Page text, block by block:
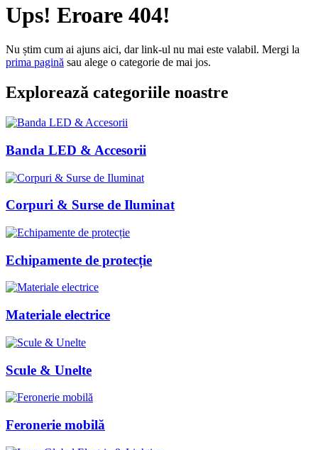
Ups! Eroare 404!
Nu știm cum ai ajuns aici, dar link-ul nu mai este valabil. Mergi la
prima pagină sau alege o categorie de mai jos.
Explorează categoriile noastre
Banda LED & Accesorii
Corpuri & Surse de Iluminat
Echipamente de protecție
Materiale electrice
Scule & Unelte
Feronerie mobilă